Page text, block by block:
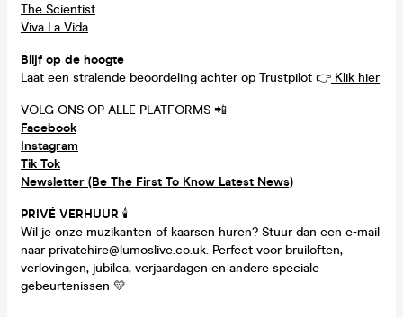
The Scientist
Viva La Vida
Blijf op de hoogte
Laat een stralende beoordeling achter op Trustpilot 👉 Klik hier
VOLG ONS OP ALLE PLATFORMS 📲
Facebook
Instagram
Tik Tok
Newsletter (Be The First To Know Latest News)
PRIVÉ VERHUUR 🕯
Wil je onze muzikanten of kaarsen huren? Stuur dan een e-mail
naar privatehire@lumoslive.co.uk. Perfect voor bruiloften,
verlovingen, jubilea, verjaardagen en andere speciale
gebeurtenissen 💛